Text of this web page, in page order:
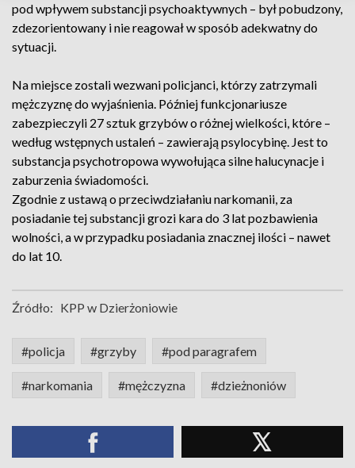
pod wpływem substancji psychoaktywnych – był pobudzony,
zdezorientowany i nie reagował w sposób adekwatny do
sytuacji.
Na miejsce zostali wezwani policjanci, którzy zatrzymali
mężczyznę do wyjaśnienia. Później funkcjonariusze
zabezpieczyli 27 sztuk grzybów o różnej wielkości, które –
według wstępnych ustaleń – zawierają psylocybinę. Jest to
substancja psychotropowa wywołująca silne halucynacje i
zaburzenia świadomości.
Zgodnie z ustawą o przeciwdziałaniu narkomanii, za
posiadanie tej substancji grozi kara do 3 lat pozbawienia
wolności, a w przypadku posiadania znacznej ilości – nawet
do lat 10.
Źródło: KPP w Dzierżoniowie
#policja #grzyby #pod paragrafem
#narkomania #mężczyzna #dzieżnoniów